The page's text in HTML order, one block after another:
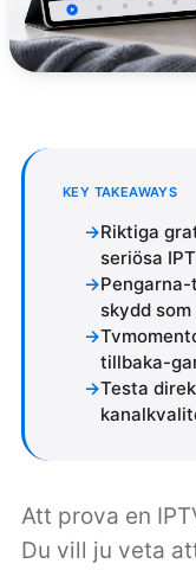
KEY TAKEAWAYS
Riktiga
seriösa
skydd
tillbaka-
Testa
Att prova en
Du vill ju veta